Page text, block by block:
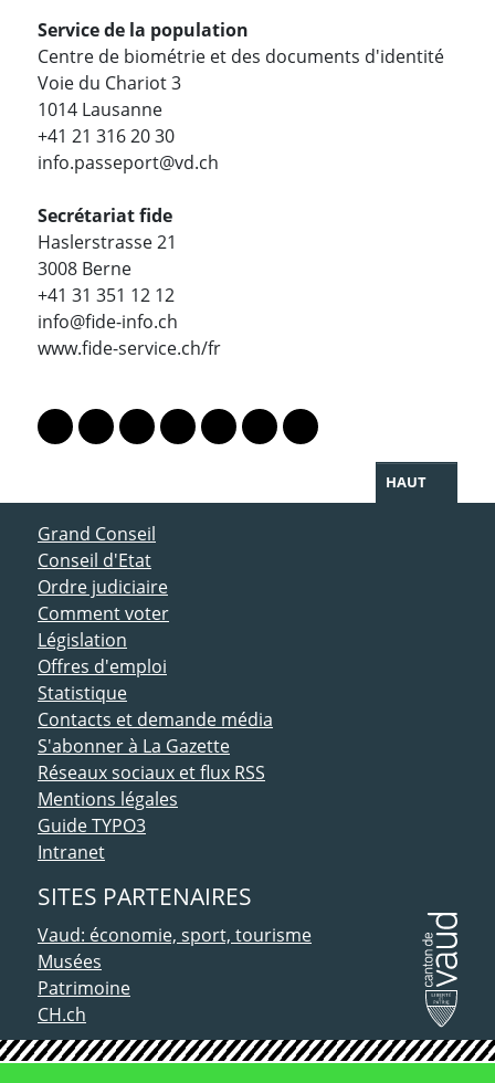
Service de la population
Centre de biométrie et des documents d'identité
Voie du Chariot 3
1014 Lausanne
+41 21 316 20 30
info.passeport@vd.ch
Secrétariat fide
Haslerstrasse 21
3008 Berne
+41 31 351 12 12
info@fide-info.ch
www.fide-service.ch/fr
Lien vers le profil Mastodon
Lien vers le profil Bluesky
Lien vers le profil Instagram
Lien vers le profil Linkedin
Lien vers le profil Facebook
Lien vers le profil Twitter
Partager par WhatsApp
HAUT
ACCÈS DIRECT
Grand Conseil
Conseil d'Etat
Ordre judiciaire
Comment voter
Législation
Offres d'emploi
Statistique
Contacts et demande média
S'abonner à La Gazette
Réseaux sociaux et flux RSS
Mentions légales
Guide TYPO3
Intranet
SITES PARTENAIRES
Vaud: économie, sport, tourisme
Musées
Patrimoine
CH.ch